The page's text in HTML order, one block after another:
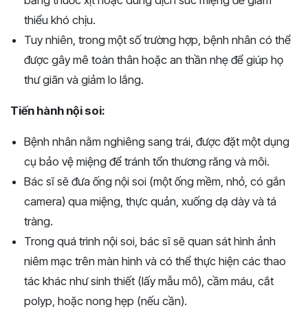
thiểu khó chịu.
Tuy nhiên, trong một số trường hợp, bệnh nhân có thể
được gây mê toàn thân hoặc an thần nhẹ để giúp họ
thư giãn và giảm lo lắng.
Tiến hành nội soi:
Bệnh nhân nằm nghiêng sang trái, được đặt một dụng
cụ bảo vệ miệng để tránh tổn thương răng và môi.
Bác sĩ sẽ đưa ống nội soi (một ống mềm, nhỏ, có gắn
camera) qua miệng, thực quản, xuống dạ dày và tá
tràng.
Trong quá trình nội soi, bác sĩ sẽ quan sát hình ảnh
niêm mạc trên màn hình và có thể thực hiện các thao
tác khác như sinh thiết (lấy mẫu mô), cầm máu, cắt
polyp, hoặc nong hẹp (nếu cần).